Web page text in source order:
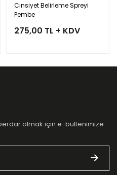
Cinsiyet Belirleme Spreyi
Pembe
275,00 TL + KDV
olmak için e-bültenimize